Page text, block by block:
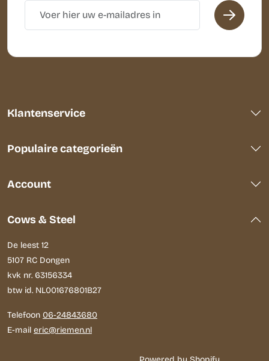
Klantenservice
Populaire categorieën
Account
Cows & Steel
De leest 12
5107 RC Dongen
kvk nr. 63156334
btw id. NL001676801B27
Telefoon 06-24843680
E-mail eric@riemen.nl